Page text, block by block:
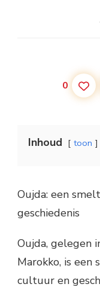
0
Inhoud toon
Oujda: een
geschiedenis
Oujda, gelegen
Marokko, is een
cultuur en